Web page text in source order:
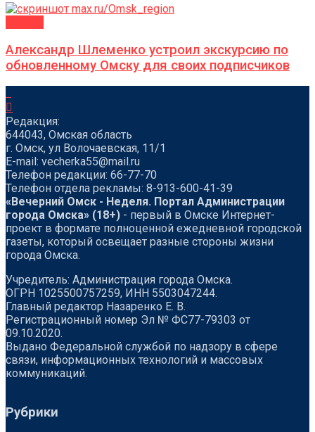
Александр Шлеменко устроил экскурсию по
обновленному Омску для своих подписчиков
Редакция:
644043, Омская область
г. Омск, ул Волочаевская, 11/1
Е-mail: vecherka55@mail.ru
Телефон редакции: 66-77-70
Телефон отдела рекламы: 8-913-600-41-39
«Вечерний Омск - Неделя. Портал Администрации
города Омска» (18+) - первый в Омске Интернет-
проект в формате полноценной ежедневной городской
газеты, который освещает разные стороны жизни
города Омска.
Учредитель: Администрация города Омска.
ОГРН 1025500757259, ИНН 5503047244.
Главный редактор Назаренко Е. В.
Регистрационный номер Эл № ФС77-79303 от
09.10.2020.
Выдано Федеральной службой по надзору в сфере
связи, информационных технологий и массовых
коммуникаций.
Рубрики